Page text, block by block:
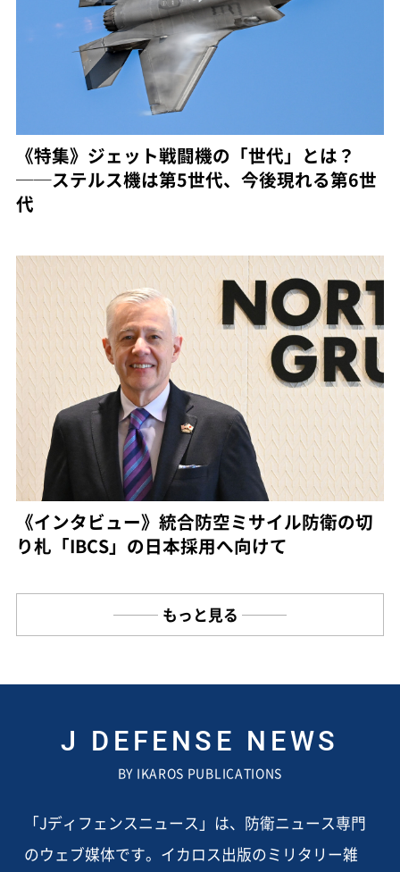
《特集》ジェット戦闘機の「世代」とは？
──ステルス機は第5世代、今後現れる第6世
代
《インタビュー》統合防空ミサイル防衛の切
り札「IBCS」の日本採用へ向けて
もっと見る
J DEFENSE NEWS
BY IKAROS PUBLICATIONS
「Jディフェンスニュース」は、防衛ニュース専門
のウェブ媒体です。イカロス出版のミリタリー雑